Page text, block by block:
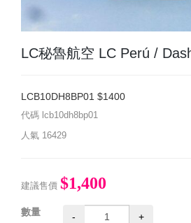
LC秘魯航空 LC Perú /
LCB10DH8BP01 $1400
代碼 lcb10dh8bp01
人氣 16429
建議售價 $1,400
數量 - +